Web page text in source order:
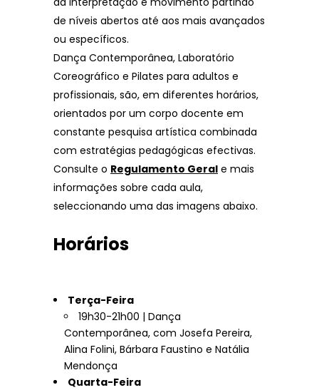
de níveis abertos até aos mais avançados
ou específicos.
Dança Contemporânea, Laboratório
Coreográfico e Pilates para adultos e
profissionais, são, em diferentes horários,
orientados por um corpo docente em
constante pesquisa artística combinada
com estratégias pedagógicas efectivas.
Consulte o Regulamento Geral e mais
informações sobre cada aula,
seleccionando uma das imagens abaixo.
Horários
Terça-Feira
19h30-21h00 | Dança
Contemporânea, com Josefa Pereira,
Alina Folini, Bárbara Faustino e Natália
Mendonça
Quarta-Feira